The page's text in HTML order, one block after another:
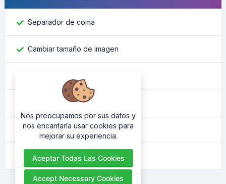
Separador de coma
Cambiar tamaño de imagen
Convertidor de color
Cuál es mi IP
Embellecedor HTML
Nos preocupamos por sus datos y
nos encantaría usar cookies para
mejorar su experiencia.
Aceptar Todas Las Cookies
Accept Necessary Cookies